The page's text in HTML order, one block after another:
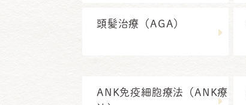
頭髪治療（AGA）
ANK免疫細胞療法（ANK療